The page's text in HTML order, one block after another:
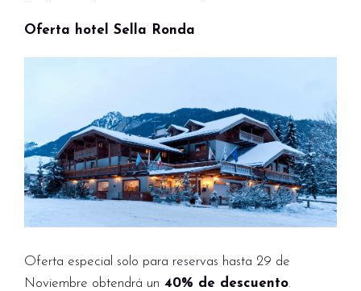
Oferta hotel Sella Ronda
Oferta especial solo para reservas hasta 29 de
Noviembre obtendrá un 40% de descuento.